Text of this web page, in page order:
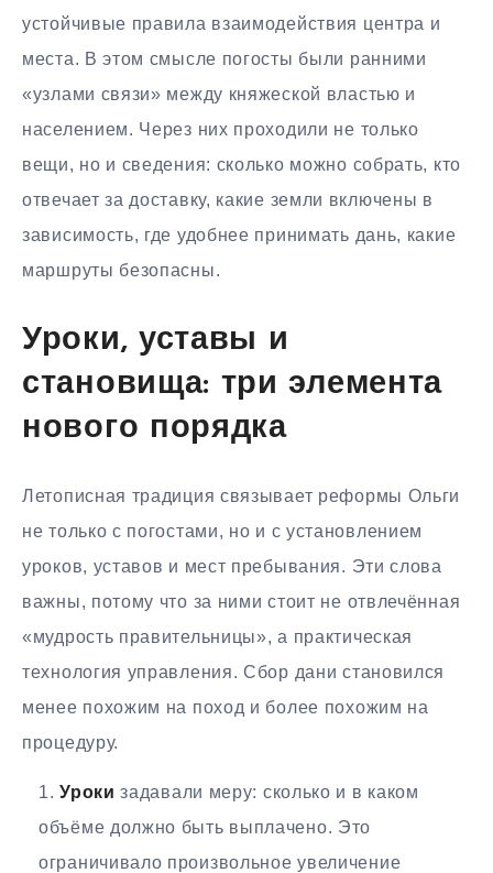
устойчивые правила взаимодействия центра и
места. В этом смысле погосты были ранними
«узлами связи» между княжеской властью и
населением. Через них проходили не только
вещи, но и сведения: сколько можно собрать, кто
отвечает за доставку, какие земли включены в
зависимость, где удобнее принимать дань, какие
маршруты безопасны.
Уроки, уставы и
становища: три элемента
нового порядка
Летописная традиция связывает реформы Ольги
не только с погостами, но и с установлением
уроков, уставов и мест пребывания. Эти слова
важны, потому что за ними стоит не отвлечённая
«мудрость правительницы», а практическая
технология управления. Сбор дани становился
менее похожим на поход и более похожим на
процедуру.
Уроки задавали меру: сколько и в каком
объёме должно быть выплачено. Это
ограничивало произвольное увеличение